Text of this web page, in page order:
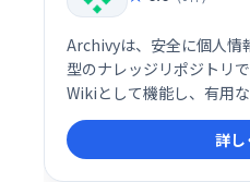
Archivyは、安全に個人情
型のナレッジリポジトリ
Wikiとして機能し、有用
きます。 個人で利用し、
ツールとして最適です。詳し